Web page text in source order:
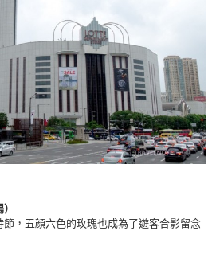
，五顔六色的玫瑰也成為了遊客合影留念